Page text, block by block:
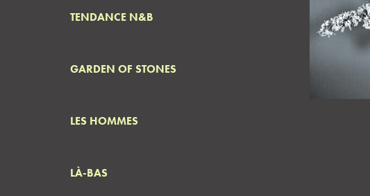
TENDANCE N&B
GARDEN OF STONES
LES HOMMES
LÀ-BAS